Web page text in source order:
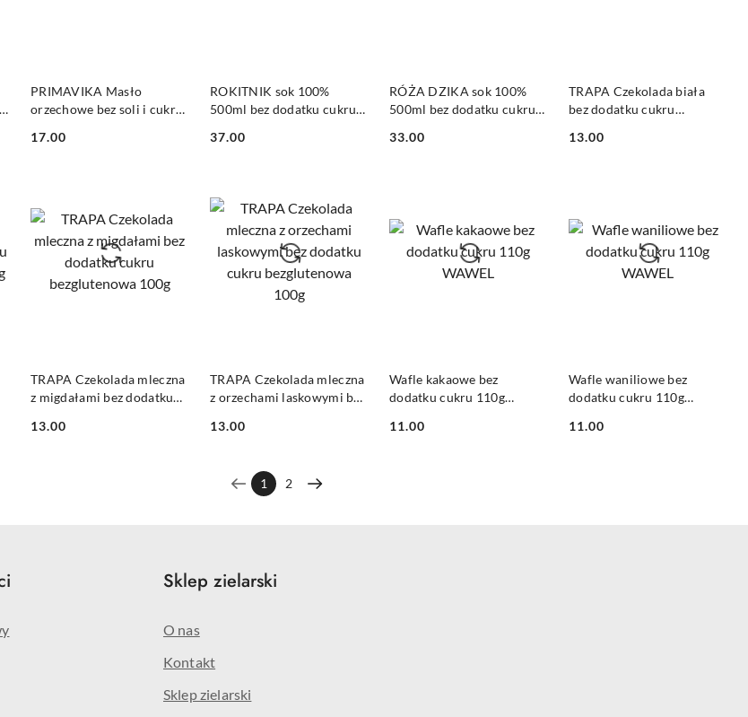
PRIMAVIKA Masło
orzechowe bez soli i cukru
Cena:
17.00
ROKITNIK sok 100%
500ml bez dodatku cukru
Cena:
37.00
RÓŻA DZIKA sok 100%
500ml bez dodatku cukru
Cena:
33.00
TRAPA Czekolada biała
bez dodatku cukru
Cena:
13.00
TRAPA Czekolada mleczna
z migdałami bez dodatku
Cena:
13.00
TRAPA Czekolada mleczna
z orzechami laskowymi bez
bezglutenowa 100g
Cena:
13.00
Wafle kakaowe bez
dodatku cukru 110g
Cena:
11.00
Wafle waniliowe bez
dodatku cukru 110g
Cena:
11.00
1 2
Sklep zielarski
O nas
Kontakt
Sklep zielarski